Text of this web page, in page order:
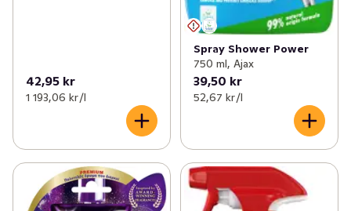
42,95 kr
1 193,06 kr /l
Spray Shower Power
750 ml, Ajax
39,50 kr
52,67 kr /l